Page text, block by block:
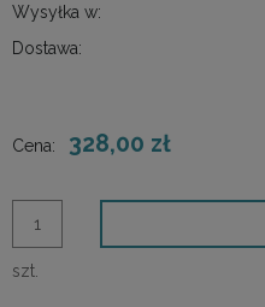
Wysyłka w:
Dostawa:
Cena: 328,00 zł
szt.